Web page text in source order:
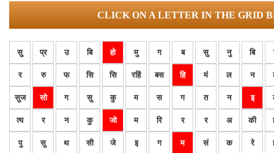
CLICK ON A LETTER IN THE GRID
सु प्र उ बि हो मु ग ब सु नु बि
र रु फ सि सि रहिं बस हि मं ल न
सुज सो ग सु कु म स ग त न इ
त्य र न कु जो म रि र र अ की
पु सु थ सी जे इ ग म सं क रे